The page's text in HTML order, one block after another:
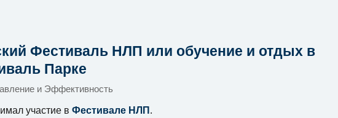
Фестиваль НЛП или обучение и отдых в
Парке
и Эффективность
участие в Фестивале НЛП.